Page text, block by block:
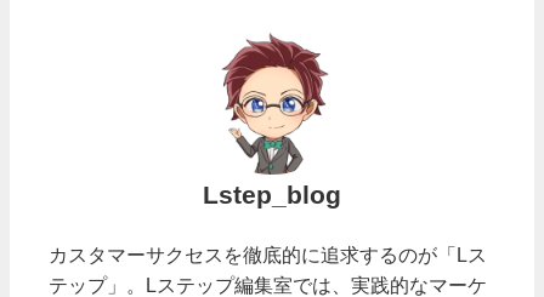
Lstep_blog
カスタマーサクセスを徹底的に追求するのが「Lス
テップ」。Lステップ編集室では、実践的なマーケ